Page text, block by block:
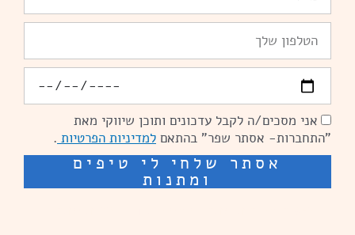
הסכמהאני מסכים/ה לקבל עדכונים ותוכן שיווקי מאת
"התחברות- אסתר שפר" בהתאם למדיניות הפרטיות .
אסתר שלחי לי טיפים
ומתנות